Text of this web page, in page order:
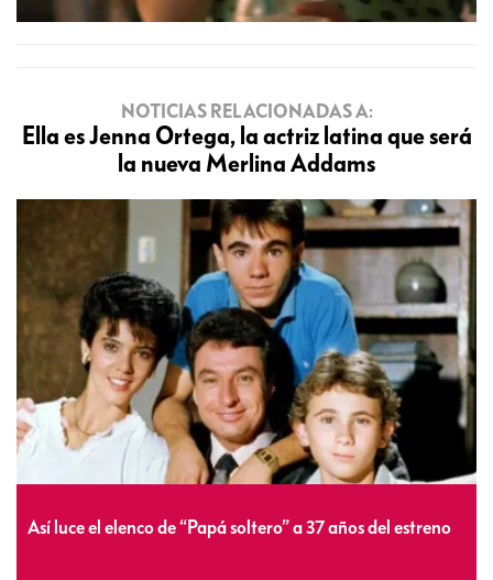
NOTICIAS RELACIONADAS A:
Ella es Jenna Ortega, la actriz latina que será
la nueva Merlina Addams
Así luce el elenco de “Papá soltero” a 37 años del estreno